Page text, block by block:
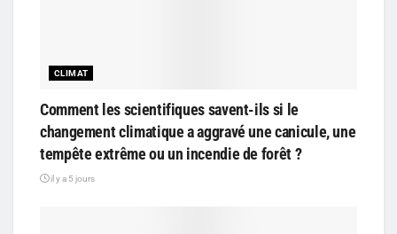
CLIMAT
Comment les scientifiques savent-ils si le
changement climatique a aggravé une canicule, une
tempête extrême ou un incendie de forêt ?
il y a 5 jours